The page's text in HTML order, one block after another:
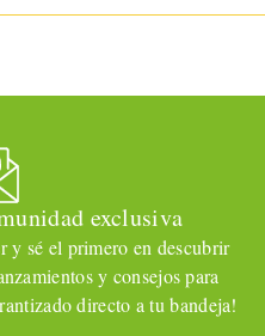
exclusiva
y sé el primero en descubrir
y consejos para
directo a tu bandeja!